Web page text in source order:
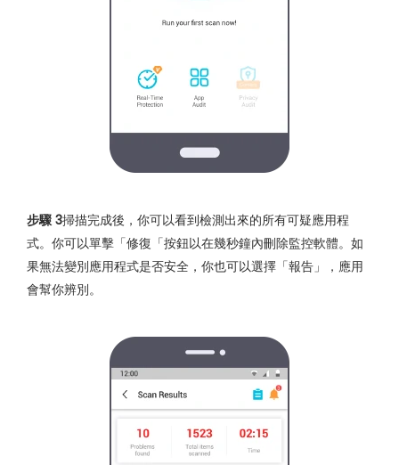
步驟 3掃描完成後，你可以看到檢測出來的所有可疑應用程
式。你可以單擊「修復「按鈕以在幾秒鐘內刪除監控軟體。如
果無法變別應用程式是否安全，你也可以選擇「報告」，應用
會幫你辨別。